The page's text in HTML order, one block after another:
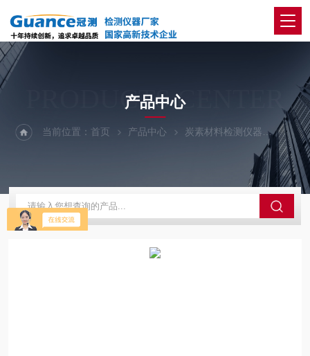
PRODUCTS CENTER
产品中心
当前位置：首页 产品中心 炭素材料检测仪器 炭素